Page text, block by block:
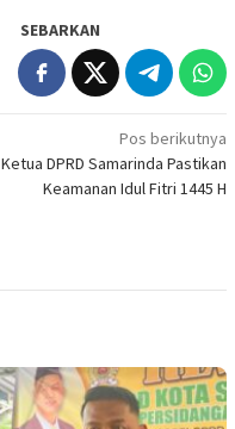
SEBARKAN
Pos berikutnya
Ketua DPRD Samarinda Pastikan
Keamanan Idul Fitri 1445 H